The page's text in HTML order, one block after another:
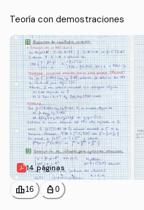
Teoría con demostraciones
14 páginas
leaderboard16 personal_bag 0